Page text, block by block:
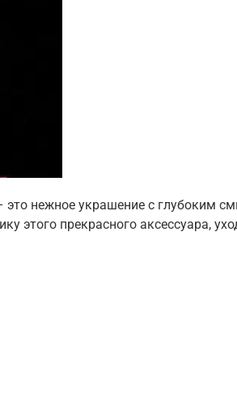
нежное украшение с глубоким
этого прекрасного аксессуара,